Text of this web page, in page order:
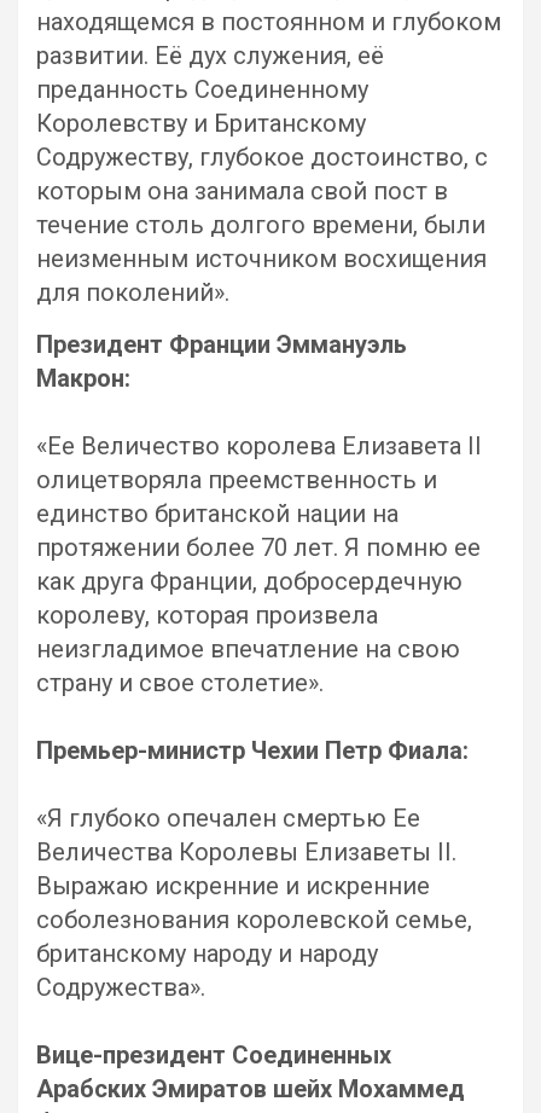
находящемся в постоянном и глубоком
развитии. Её дух служения, её
преданность Соединенному
Королевству и Британскому
Содружеству, глубокое достоинство, с
которым она занимала свой пост в
течение столь долгого времени, были
неизменным источником восхищения
для поколений».
Президент Франции Эммануэль
Макрон:
«Ее Величество королева Елизавета II
олицетворяла преемственность и
единство британской нации на
протяжении более 70 лет. Я помню ее
как друга Франции, добросердечную
королеву, которая произвела
неизгладимое впечатление на свою
страну и свое столетие».
Премьер-министр Чехии Петр Фиала:
«Я глубоко опечален смертью Ее
Величества Королевы Елизаветы II.
Выражаю искренние и искренние
соболезнования королевской семье,
британскому народу и народу
Содружества».
Вице-президент Соединенных
Арабских Эмиратов шейх Мохаммед